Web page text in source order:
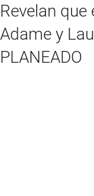
Revelan que
Adame y
PLANEADO